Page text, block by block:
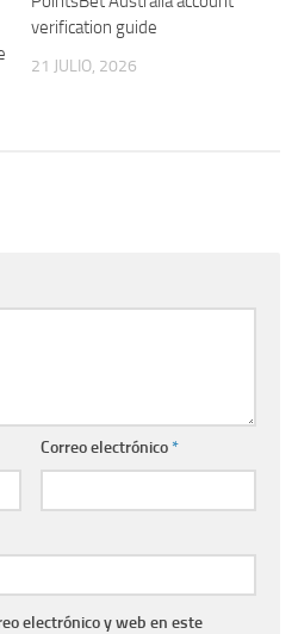
verification guide
21 JULIO, 2026
Correo electrónico*
electrónico y web en este